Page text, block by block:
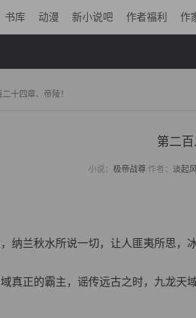
书库 动漫 新小说吧 作者福利 作
二十四章、帝陵！
第二
小说： 极帝战尊作者： 淡起
兰秋水所说一切，让人匪夷所思，
正的霸主，谣传远古之时，九龙天